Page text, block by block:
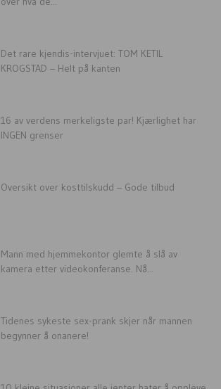
Det rare kjendis-intervjuet: TOM KETIL
KROGSTAD – Helt på kanten
16 av verdens merkeligste par! Kjærlighet har
INGEN grenser
Oversikt over kosttilskudd – Gode tilbud
Mann med hjemmekontor glemte å slå av
kamera etter videokonferanse. Nå...
Tidenes sykeste sex-prank skjer når mannen
begynner å onanere!